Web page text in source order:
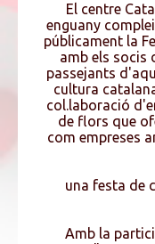
El centre
enguany
públicament la
amb els socis
passejants
cultura
col.laboració
de flors que
com empreses
una festa de
Amb la